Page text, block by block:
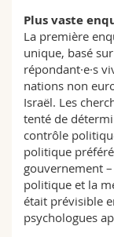
Plus vaste
La première
unique, basé
répondant·e·s
nations non
Israël. Les
tenté de
contrôle
politique
gouvernement
politique et la
était prévisible
psychologues